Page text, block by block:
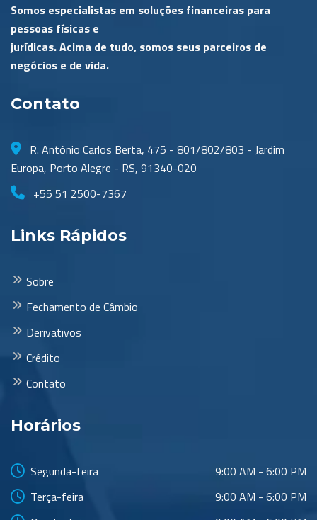
Somos especialistas em soluções financeiras para
pessoas físicas e
jurídicas. Acima de tudo, somos seus parceiros de
negócios e de vida.
Contato
R. Antônio Carlos Berta, 475 - 801/802/803 - Jardim
Europa, Porto Alegre - RS, 91340-020
+55 51 2500-7367
Links Rápidos
Sobre
Fechamento de Câmbio
Derivativos
Crédito
Contato
Horários
Segunda-feira
9:00 AM - 6:00 PM
Terça-feira
9:00 AM - 6:00 PM